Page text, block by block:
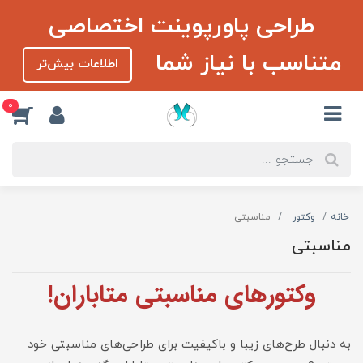
طراحی پاورپوینت اختصاصی
متناسب با نیاز شما
اطلاعات بیش‌تر
0
خانه وکتور مناسبتی
مناسبتی
وکتورهای مناسبتی متاباران!
به دنبال طرح‌های زیبا و باکیفیت برای طراحی‌های مناسبتی خود